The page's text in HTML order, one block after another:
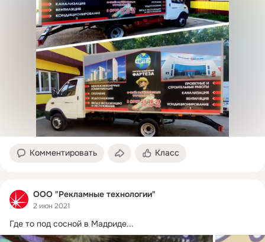
Комментировать Класс
ООО "Рекламные технологии"
2 июн 2021
Где то под сосной в Мадриде...